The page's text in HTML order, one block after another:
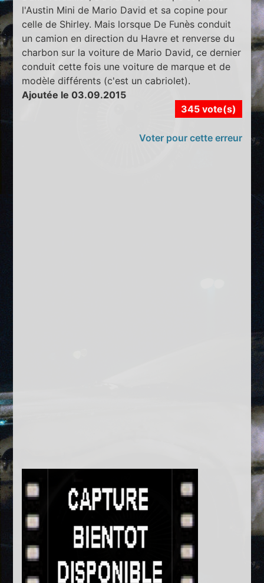
l'Austin Mini de Mario David et sa copine pour
celle de Shirley. Mais lorsque De Funès conduit
un camion en direction du Havre et renverse du
charbon sur la voiture de Mario David, ce dernier
conduit cette fois une voiture de marque et de
modèle différents (c'est un cabriolet).
Ajoutée le 03.09.2015
345 vote(s)
Voter pour cette erreur